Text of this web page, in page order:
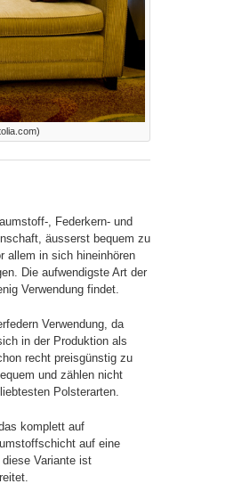
, Federkern- und
äusserst bequem zu
allem in sich hineinhören
Die aufwendigste Art der
Verwendung findet.
Verwendung, da
in der Produktion als
recht preisgünstig zu
und zählen nicht
Polsterarten.
komplett auf
auf eine
Variante ist